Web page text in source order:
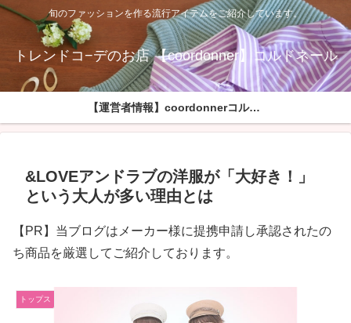
旬のファッションを作る流行アイテムをご紹介しています。
トレンドコ−デのお店 【coordonner】コルドネール
【運営者情報】coordonnerコルドネールへようこそ
&LOVEアンドラブの洋服が「大好き！」
という大人が多い理由とは
【PR】当ブログはメーカー様に提携申請し承認されたの
ち商品を厳選してご紹介しております。
トップス